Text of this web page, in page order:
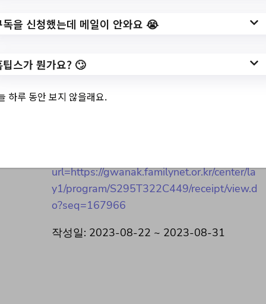
참여자 모집
✅ 지원 소식 상세 보기 ▼
url=https://gwanak.familynet.or.kr/center/la
y1/program/S295T322C449/receipt/view.d
o?seq=167966
작성일: 2023-08-22 ~ 2023-08-31
독을 신청했는데 메일이 안와요 😭
팁스가 뭔가요? 🙄
하루 동안 보지 않을래요.